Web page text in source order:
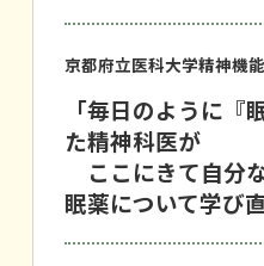
京都府立医科大学精神機
「毎日のように『
た精神科医が
ここにきて自分
眠薬について学び